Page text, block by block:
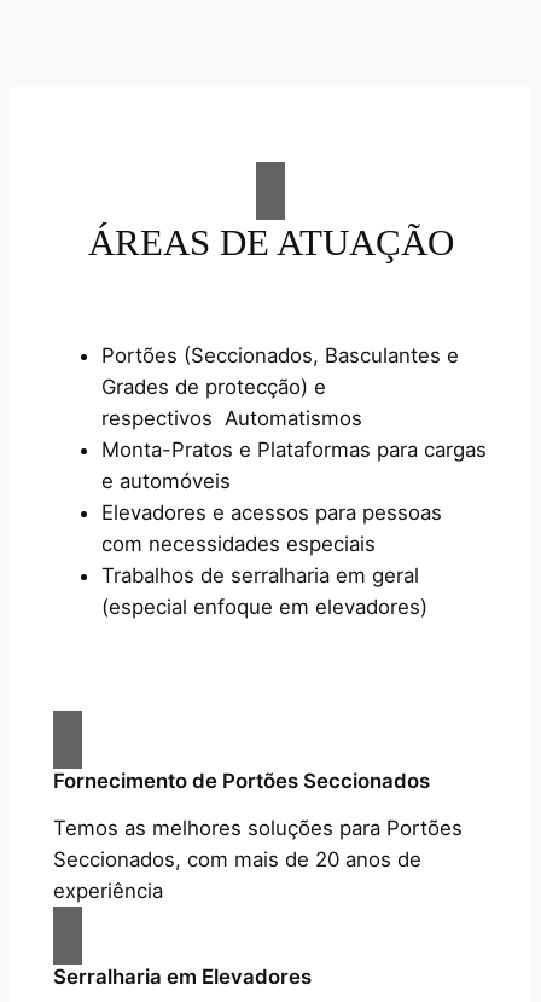
ÁREAS DE ATUAÇÃO
Portões (Seccionados, Basculantes e
Grades de protecção) e
respectivos Automatismos
Monta-Pratos e Plataformas para cargas
e automóveis
Elevadores e acessos para pessoas
com necessidades especiais
Trabalhos de serralharia em geral
(especial enfoque em elevadores)
Fornecimento de Portões Seccionados
Temos as melhores soluções para Portões
Seccionados, com mais de 20 anos de
experiência
Serralharia em Elevadores